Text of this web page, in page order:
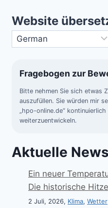
Website
Fragebogen zur
Bitte nehmen Sie sich etwas
auszufüllen. Sie würden mir
„hpo-online.de“
weiterzuentwickeln.
Aktuelle News
Ein neuer
Die historische
2 Juli, 2026, Klima, Wetter